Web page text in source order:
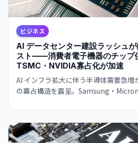
ビジネス
AI データセンター建設ラッシュ
スト——消費者電子機器のチップ
TSMC・NVIDIA寡占化が加速
AI インフラ拡大に伴う半導体需要急増
の寡占構造を露呈。Samsung・
ーマー機器が供給不足に。銀行融資リ